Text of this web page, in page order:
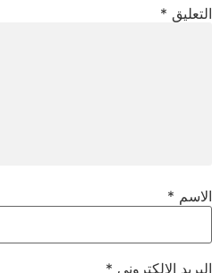
التعليق *
الاسم *
البريد الإلكتروني *